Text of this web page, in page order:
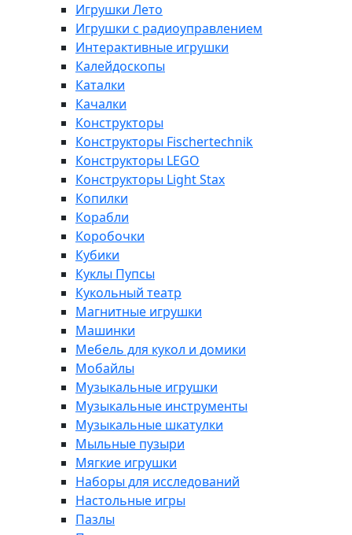
Игрушки Лето
Игрушки с радиоуправлением
Интерактивные игрушки
Калейдоскопы
Каталки
Качалки
Конструкторы
Конструкторы Fisсhertechnik
Конструкторы LEGO
Конструкторы Light Stax
Копилки
Корабли
Коробочки
Кубики
Куклы Пупсы
Кукольный театр
Магнитные игрушки
Машинки
Мебель для кукол и домики
Мобайлы
Музыкальные игрушки
Музыкальные инструменты
Музыкальные шкатулки
Мыльные пузыри
Мягкие игрушки
Наборы для исследований
Настольные игры
Пазлы